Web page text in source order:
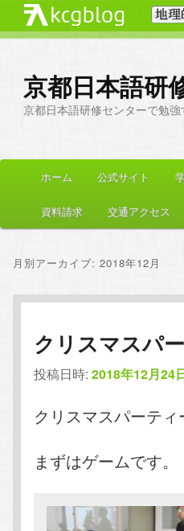
京都日本語研
京都日本語研修センターで勉強
メ
メ
イ
ン
コ
ン
テ
ン
ツ
サ
ブ
コ
ン
テ
ン
ツ
へ
ホーム 公式サイト
資料請求 交通アクセス
月別アーカイブ:2018年12月
クリスマスパ
投稿日時:2018年12月24
クリスマスパーティ
まずはゲームです。